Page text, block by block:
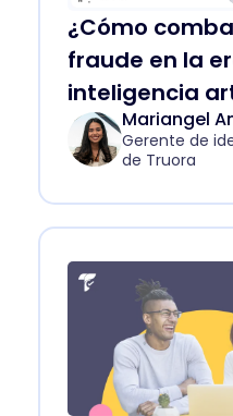
¿Cómo
fraude en la
inteligencia
generativa?
Mariangel
Gerente de
de Truora